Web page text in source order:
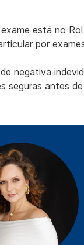
está no
por
negativa
seguras antes